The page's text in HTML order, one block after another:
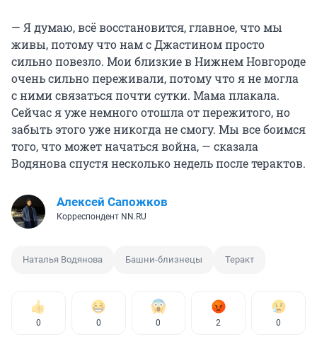
— Я думаю, всё восстановится, главное, что мы
живы, потому что нам с Джастином просто
сильно повезло. Мои близкие в Нижнем Новгороде
очень сильно переживали, потому что я не могла
с ними связаться почти сутки. Мама плакала.
Сейчас я уже немного отошла от пережитого, но
забыть этого уже никогда не смогу. Мы все боимся
того, что может начаться война, — сказала
Водянова спустя несколько недель после терактов.
Алексей Сапожков
Корреспондент NN.RU
Наталья Водянова Башни-близнецы Теракт
0 0 0 2 0